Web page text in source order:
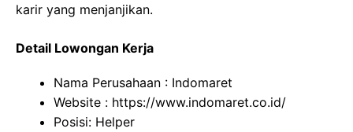
karir yang menjanjikan.
Detail Lowongan Kerja
Nama Perusahaan : Indomaret
Website : https://www.indomaret.co.id/
Posisi: Helper